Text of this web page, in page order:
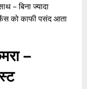
– बिना ज्यादा
को काफी पसंद आता
–